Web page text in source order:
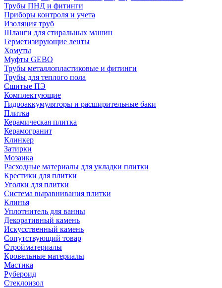
Трубы ПНД и фитинги
Приборы контроля и учета
Изоляция труб
Шланги для стиральных машин
Герметизирующие ленты
Хомуты
Муфты GEBO
Трубы металлопластиковые и фитинги
Трубы для теплого пола
Сшитые ПЭ
Комплектующие
Гидроаккумуляторы и расширительные баки
Плитка
Керамическая плитка
Керамогранит
Клинкер
Затирки
Мозаика
Расходные материалы для укладки плитки
Крестики для плитки
Уголки для плитки
Система выравнивания плитки
Клинья
Уплотнитель для ванны
Декоративный камень
Искусственный камень
Сопутствующий товар
Стройматериалы
Кровельные материалы
Мастика
Рубероид
Стеклоизол